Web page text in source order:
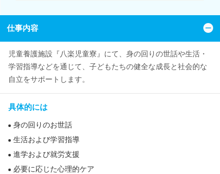
仕事内容
児童養護施設『八楽児童寮』にて、身の回りの世話や生活・
学習指導などを通じて、子どもたちの健全な成長と社会的な
自立をサポートします。
具体的には
身の回りのお世話
生活および学習指導
進学および就労支援
必要に応じた心理的ケア